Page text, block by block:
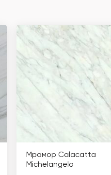
Мрамор Calacatta
Michelangelo